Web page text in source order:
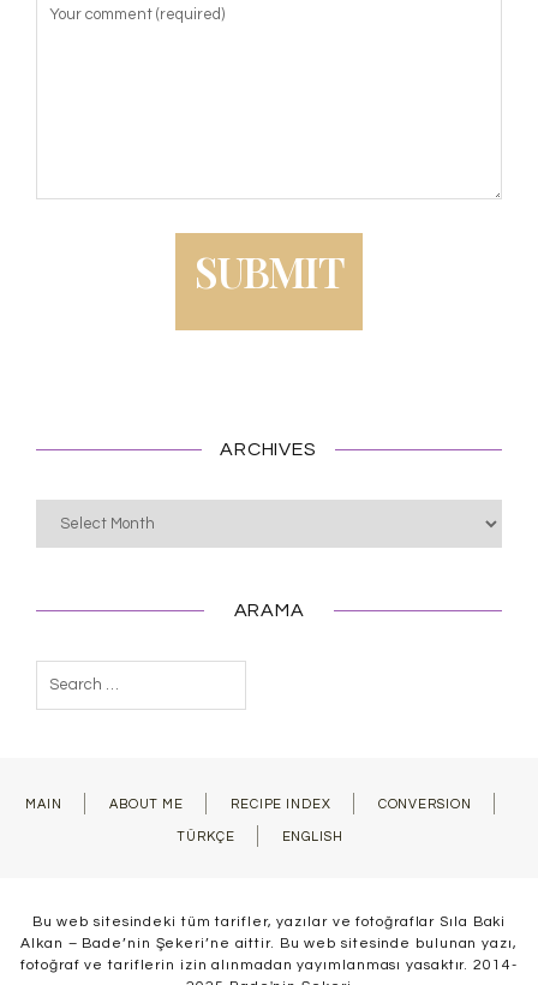
ARCHIVES
Archives
ARAMA
Search
for:
MAIN ABOUT ME RECIPE INDEX CONVERSION
TÜRKÇE ENGLISH
Bu web sitesindeki tüm tarifler, yazılar ve fotoğraflar Sıla Baki
Alkan – Bade’nin Şekeri’ne aittir. Bu web sitesinde bulunan yazı,
fotoğraf ve tariflerin izin alınmadan yayımlanması yasaktır. 2014-